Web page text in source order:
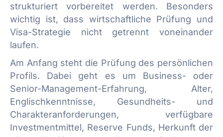
strukturiert vorbereitet werden. Besonders
wichtig ist, dass wirtschaftliche Prüfung und
Visa-Strategie nicht getrennt voneinander
laufen.
Am Anfang steht die Prüfung des persönlichen
Profils. Dabei geht es um Business- oder
Senior-Management-Erfahrung, Alter,
Englischkenntnisse, Gesundheits- und
Charakteranforderungen, verfügbare
Investmentmittel, Reserve Funds, Herkunft der